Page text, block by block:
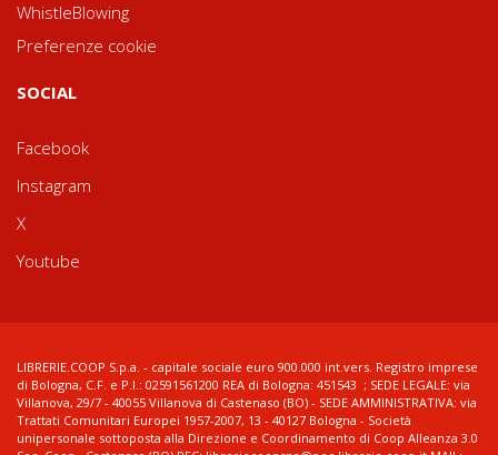
WhistleBlowing
Preferenze cookie
SOCIAL
Facebook
Instagram
X
Youtube
LIBRERIE.COOP S.p.a. - capitale sociale euro 900.000 int.vers. Registro imprese
di Bologna, C.F. e P.I.: 02591561200 REA di Bologna: 451543 ; SEDE LEGALE: via
Villanova, 29/7 - 40055 Villanova di Castenaso (BO) - SEDE AMMINISTRATIVA: via
Trattati Comunitari Europei 1957-2007, 13 - 40127 Bologna - Società
unipersonale sottoposta alla Direzione e Coordinamento di Coop Alleanza 3.0